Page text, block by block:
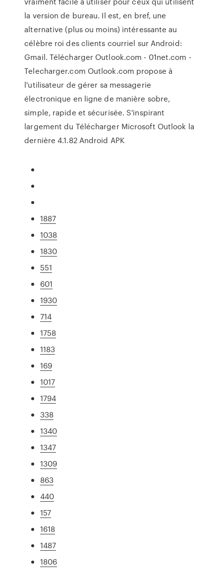
la version de bureau. Il est, en bref, une
alternative (plus ou moins) intéressante au
célèbre roi des clients courriel sur Android:
Gmail. Télécharger Outlook.com - 01net.com -
Telecharger.com Outlook.com propose à
l'utilisateur de gérer sa messagerie
électronique en ligne de manière sobre,
simple, rapide et sécurisée. S'inspirant
largement du Télécharger Microsoft Outlook la
dernière 4.1.82 Android APK
1887
1038
1830
551
601
1930
714
1758
1183
169
1017
1794
338
1340
1347
1309
863
440
157
1618
1487
1806